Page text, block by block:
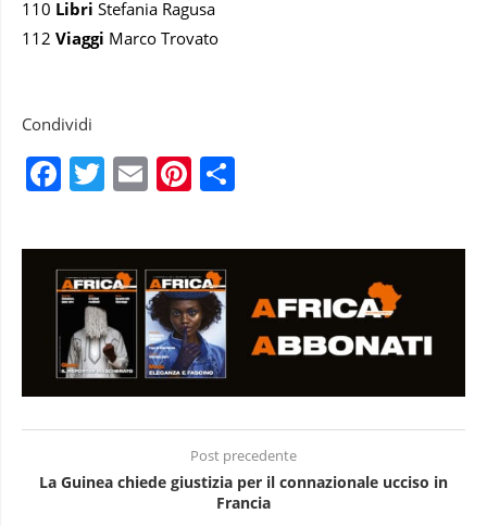
110 Libri Stefania Ragusa
112 Viaggi Marco Trovato
Condividi
Facebook
Twitter
EmailPinterest
Post precedente
La Guinea chiede giustizia per il connazionale ucciso in
Francia